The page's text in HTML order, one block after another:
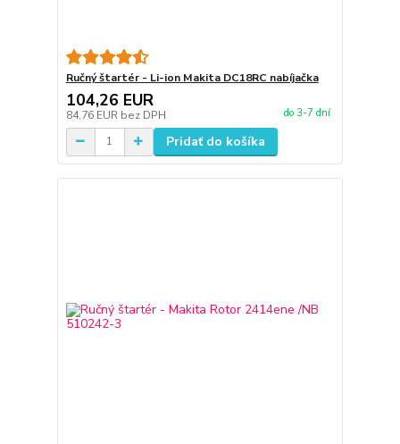
Ručný štartér - Li-ion Makita DC18RC nabíjačka
104,26 EUR
84,76 EUR bez DPH do 3-7 dní
Pridať do košíka